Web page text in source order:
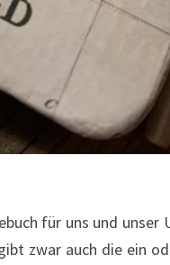
für uns und
zwar auch die ein